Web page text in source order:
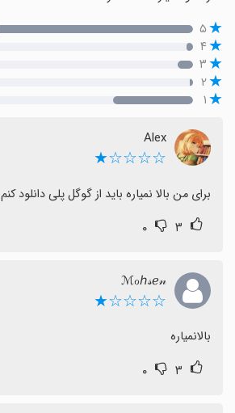
۵
۴
۳
۲
۱
Alex
☆☆☆☆★
برای من بالا نمیاره باید از گوگل پلی دانلود کنم
۳ ۰
ℳℴℎ𝓈ℯ𝓃
☆☆☆☆★
بالانمیاره
۳ ۰